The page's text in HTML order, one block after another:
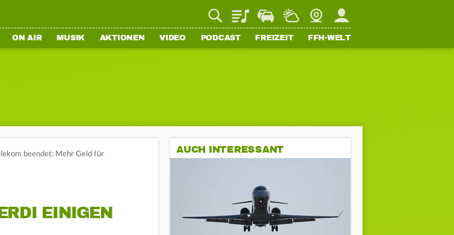
PlaylistStaupilotWetterWebcamMein FFH
ON AIR MUSIK AKTIONEN VIDEO PODCAST FREIZEIT FFH-WELT
beendet: Mehr Geld für
EINIGEN
AUCH INTERESSANT